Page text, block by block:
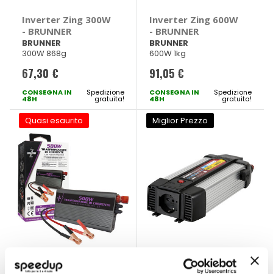
Inverter Zing 300W
- BRUNNER
BRUNNER
300W 868g
67,30 €
CONSEGNA IN
48H
Spedizione
gratuita!
Inverter Zing 600W
- BRUNNER
BRUNNER
600W 1kg
91,05 €
CONSEGNA IN
48H
Spedizione
gratuita!
Quasi esaurito
Inverter 500W -
ZIM&MANN
Miglior Prezzo
Inverter Power
Inverter PSW600 -